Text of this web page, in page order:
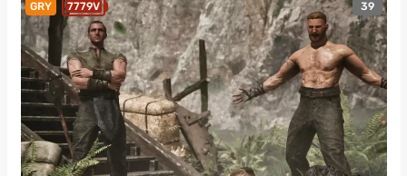
GRY 7779V 39